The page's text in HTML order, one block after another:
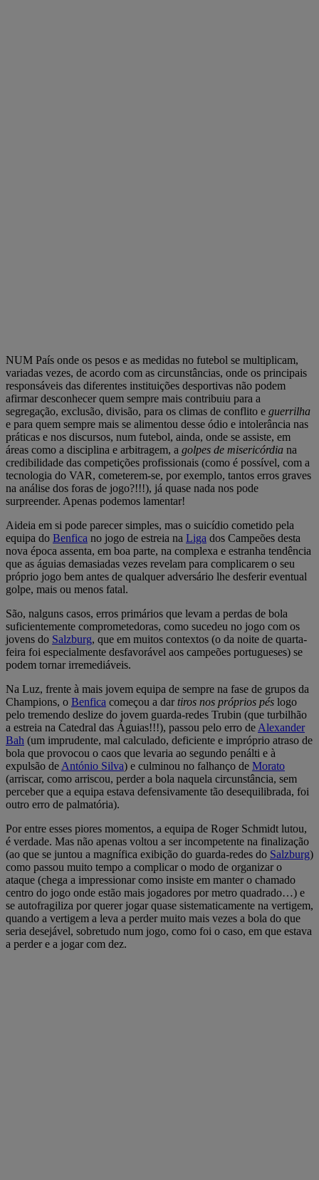
NUM País onde os pesos e as medidas no futebol se multiplicam,
variadas vezes, de acordo com as circunstâncias, onde os principais
responsáveis das diferentes instituições desportivas não podem
afirmar desconhecer quem sempre mais contribuiu para a
segregação, exclusão, divisão, para os climas de conflito e guerrilha
e para quem sempre mais se alimentou desse ódio e intolerância nas
práticas e nos discursos, num futebol, ainda, onde se assiste, em
áreas como a disciplina e arbitragem, a golpes de misericórdia na
credibilidade das competições profissionais (como é possível, com a
tecnologia do VAR, cometerem-se, por exemplo, tantos erros graves
na análise dos foras de jogo?!!!), já quase nada nos pode
surpreender. Apenas podemos lamentar!
Aideia em si pode parecer simples, mas o suicídio cometido pela
equipa do Benfica no jogo de estreia na Liga dos Campeões desta
nova época assenta, em boa parte, na complexa e estranha tendência
que as águias demasiadas vezes revelam para complicarem o seu
próprio jogo bem antes de qualquer adversário lhe desferir eventual
golpe, mais ou menos fatal.
São, nalguns casos, erros primários que levam a perdas de bola
suficientemente comprometedoras, como sucedeu no jogo com os
jovens do Salzburg, que em muitos contextos (o da noite de quarta-
feira foi especialmente desfavorável aos campeões portugueses) se
podem tornar irremediáveis.
Na Luz, frente à mais jovem equipa de sempre na fase de grupos da
Champions, o Benfica começou a dartiros nos próprios pés logo
pelo tremendo deslize do jovem guarda-redes Trubin (que turbilhão
a estreia na Catedral das Águias!!!), passou pelo erro de Alexander
Bah (um imprudente, mal calculado, deficiente e impróprio atraso de
bola que provocou o caos que levaria ao segundo penálti e à
expulsão de António Silva) e culminou no falhanço de Morato
(arriscar, como arriscou, perder a bola naquela circunstância, sem
perceber que a equipa estava defensivamente tão desequilibrada, foi
outro erro de palmatória).
Por entre esses piores momentos, a equipa de Roger Schmidt lutou,
é verdade. Mas não apenas voltou a ser incompetente na finalização
(ao que se juntou a magnífica exibição do guarda-redes do Salzburg)
como passou muito tempo a complicar o modo de organizar o
ataque (chega a impressionar como insiste em manter o chamado
centro do jogo onde estão mais jogadores por metro quadrado…) e
se autofragiliza por querer jogar quase sistematicamente na vertigem,
quando a vertigem a leva a perder muito mais vezes a bola do que
seria desejável, sobretudo num jogo, como foi o caso, em que estava
a perder e a jogar com dez.